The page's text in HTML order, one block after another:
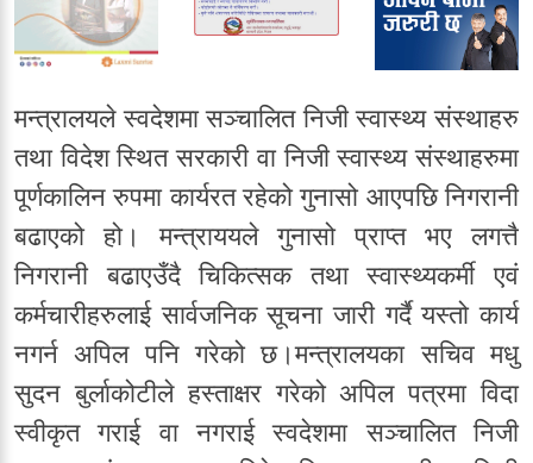
मन्त्रालयले स्वदेशमा सञ्चालित निजी स्वास्थ्य संस्थाहरु
तथा विदेश स्थित सरकारी वा निजी स्वास्थ्य संस्थाहरुमा
पूर्णकालिन रुपमा कार्यरत रहेको गुनासो आएपछि निगरानी
बढाएको हो। मन्त्राययले गुनासो प्राप्त भए लगत्तै
निगरानी बढाएउँदै चिकित्सक तथा स्वास्थ्यकर्मी एवं
कर्मचारीहरुलाई सार्वजनिक सूचना जारी गर्दै यस्तो कार्य
नगर्न अपिल पनि गरेको छ।मन्त्रालयका सचिव मधु
सुदन बुर्लाकोटीले हस्ताक्षर गरेको अपिल पत्रमा विदा
स्वीकृत गराई वा नगराई स्वदेशमा सञ्चालित निजी